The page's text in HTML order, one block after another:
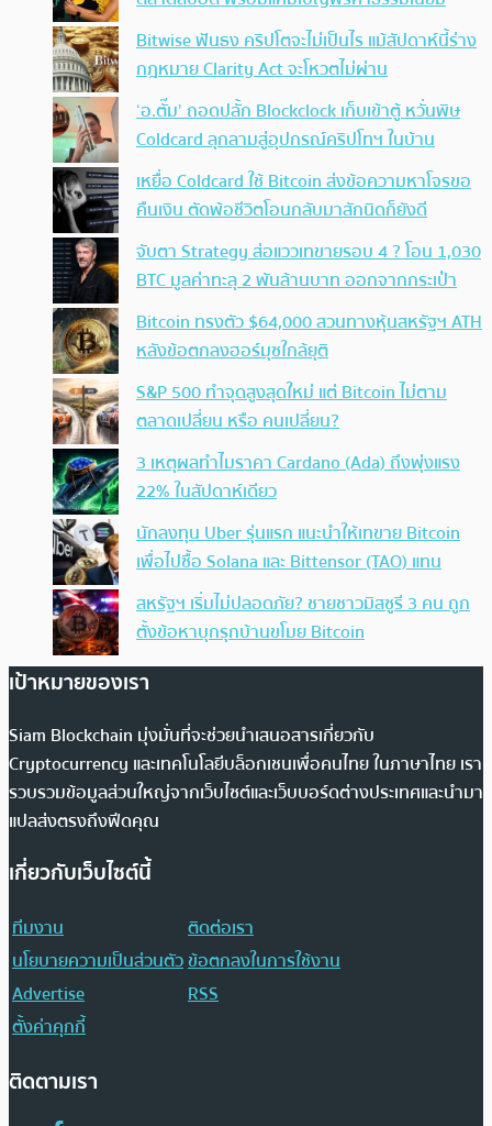
Bitwise ฟันธง คริปโตจะไม่เป็นไร แม้สัปดาห์นี้ร่าง
กฎหมาย Clarity Act จะโหวตไม่ผ่าน
‘อ.ตั๊ม’ ถอดปลั้ก Blockclock เก็บเข้าตู้ หวั่นพิษ
Coldcard ลุกลามสู่อุปกรณ์คริปโทฯ ในบ้าน
เหยื่อ Coldcard ใช้ Bitcoin ส่งข้อความหาโจรขอ
คืนเงิน ตัดพ้อชีวิตโอนกลับมาสักนิดก็ยังดี
จับตา Strategy ส่อแววเทขายรอบ 4 ? โอน 1,030
BTC มูลค่าทะลุ 2 พันล้านบาท ออกจากกระเป๋า
Bitcoin ทรงตัว $64,000 สวนทางหุ้นสหรัฐฯ ATH
หลังข้อตกลงฮอร์มุซใกล้ยุติ
S&P 500 ทำจุดสูงสุดใหม่ แต่ Bitcoin ไม่ตาม
ตลาดเปลี่ยน หรือ คนเปลี่ยน?
3 เหตุผลทำไมราคา Cardano (Ada) ถึงพุ่งแรง
22% ในสัปดาห์เดียว
นักลงทุน Uber รุ่นแรก แนะนำให้เทขาย Bitcoin
เพื่อไปซื้อ Solana และ Bittensor (TAO) แทน
สหรัฐฯ เริ่มไม่ปลอดภัย? ชายชาวมิสซูรี 3 คน ถูก
ตั้งข้อหาบุกรุกบ้านขโมย Bitcoin
เป้าหมายของเรา
Siam Blockchain มุ่งมั่นที่จะช่วยนำเสนอสารเกี่ยวกับ
Cryptocurrency และเทคโนโลยีบล็อกเชนเพื่อคนไทย ในภาษาไทย เรา
รวบรวมข้อมูลส่วนใหญ่จากเว็บไซต์และเว็บบอร์ดต่างประเทศและนำมา
แปลส่งตรงถึงฟีดคุณ
เกี่ยวกับเว็บไซต์นี้
ทีมงาน
ติดต่อเรา
นโยบายความเป็นส่วนตัวข้อตกลงในการใช้งาน
Advertise
RSS
ตั้งค่าคุกกี้
ติดตามเรา